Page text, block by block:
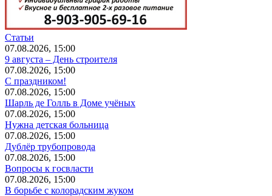
Статьи
07.08.2026, 15:00
9 августа – День строителя
07.08.2026, 15:00
С праздником!
07.08.2026, 15:00
Шарль де Голль в Доме учёных
07.08.2026, 15:00
Нужна детская больница
07.08.2026, 15:00
Дублёр трубопровода
07.08.2026, 15:00
Вопросы к госвласти
07.08.2026, 15:00
В борьбе с колорадским жуком